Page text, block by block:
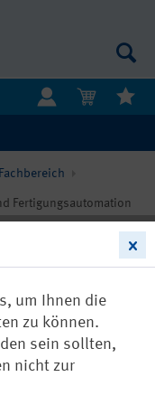
Fertigungsautomation
um Ihnen die
zu können.
sein sollten,
nicht zur